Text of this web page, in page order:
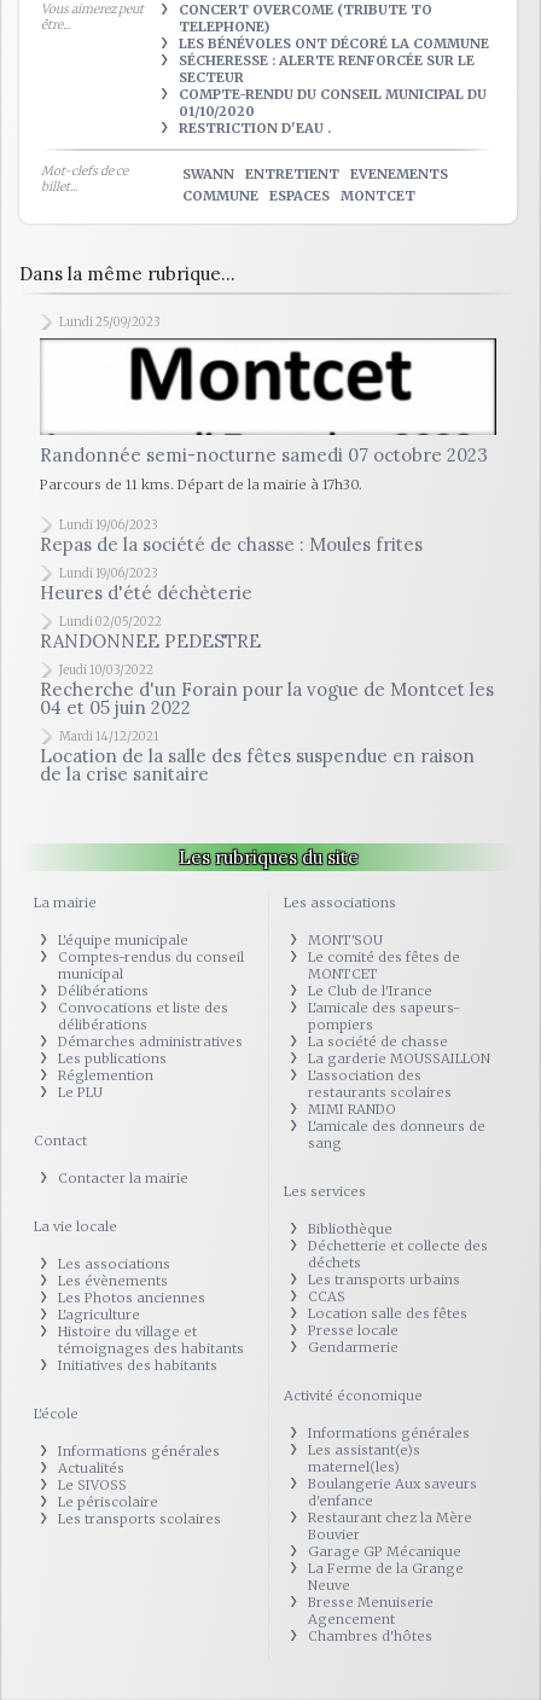
Vous aimerez peut
être...
CONCERT OVERCOME (TRIBUTE TO
TELEPHONE)
LES BÉNÉVOLES ONT DÉCORÉ LA COMMUNE
SÉCHERESSE : ALERTE RENFORCÉE SUR LE
SECTEUR
COMPTE-RENDU DU CONSEIL MUNICIPAL DU
01/10/2020
RESTRICTION D'EAU .
Mot-clefs de ce
billet...
SWANN ENTRETIENT
EVENEMENTS
COMMUNE
ESPACES MONTCET
Dans la même rubrique...
Lundi 25/09/2023
Randonnée semi-nocturne samedi 07 octobre 2023
Parcours de 11 kms. Départ de la mairie à 17h30.
Lundi 19/06/2023
Repas de la société de chasse : Moules frites
Lundi 19/06/2023
Heures d'été déchèterie
Lundi 02/05/2022
RANDONNEE PEDESTRE
Jeudi 10/03/2022
Recherche d'un Forain pour la vogue de Montcet les
04 et 05 juin 2022
Mardi 14/12/2021
Location de la salle des fêtes suspendue en raison
de la crise sanitaire
Les rubriques du site
La mairie
L'équipe municipale
Comptes-rendus du conseil
municipal
Délibérations
Convocations et liste des
délibérations
Démarches administratives
Les publications
Réglemention
Le PLU
Contact
Contacter la mairie
La vie locale
Les associations
Les évènements
Les Photos anciennes
L'agriculture
Histoire du village et
témoignages des habitants
Initiatives des habitants
L'école
Informations générales
Actualités
Le SIVOSS
Le périscolaire
Les transports scolaires
Les associations
MONT'SOU
Le comité des fêtes de
MONTCET
Le Club de l'Irance
L'amicale des sapeurs-
pompiers
La société de chasse
La garderie MOUSSAILLON
L'association des
restaurants scolaires
MIMI RANDO
L'amicale des donneurs de
sang
Les services
Bibliothèque
Déchetterie et collecte des
déchets
Les transports urbains
CCAS
Location salle des fêtes
Presse locale
Gendarmerie
Activité économique
Informations générales
Les assistant(e)s
maternel(les)
Boulangerie Aux saveurs
d'enfance
Restaurant chez la Mère
Bouvier
Garage GP Mécanique
La Ferme de la Grange
Neuve
Bresse Menuiserie
Agencement
Chambres d'hôtes